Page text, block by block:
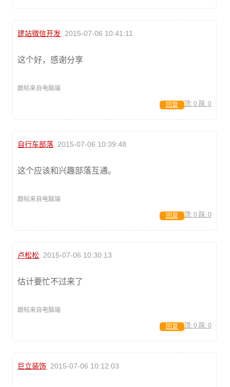
建站微信开发 2015-07-06 10:41:11
这个好，感谢分享
跟帖来自电脑端
顶: 0 踩: 0
回复
自行车部落 2015-07-06 10:39:48
这个应该和兴趣部落互通。
跟帖来自电脑端
顶: 0 踩: 0
回复
卢松松 2015-07-06 10:30:13
估计要忙不过来了
跟帖来自电脑端
顶: 0 踩: 0
回复
巨立装饰 2015-07-06 10:12:03